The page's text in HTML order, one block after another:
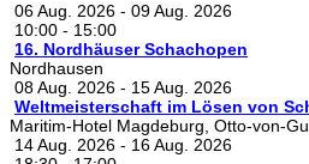
06 Aug. 2026 - 09 Aug. 2026
10:00 - 15:00
16. Nordhäuser Schachopen
Nordhausen
08 Aug. 2026 - 15 Aug. 2026
Weltmeisterschaft im Lösen von
Maritim-Hotel Magdeburg, Otto-von-
14 Aug. 2026 - 16 Aug. 2026